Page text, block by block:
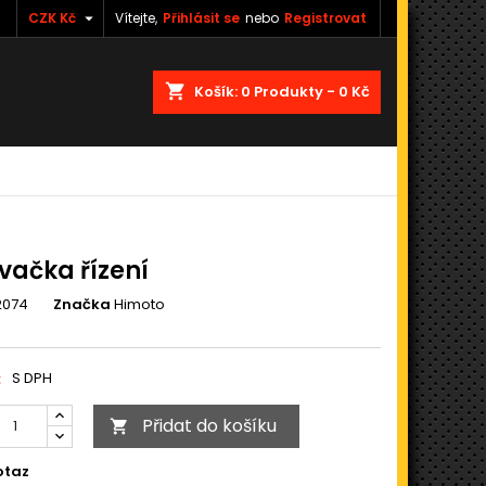
Vítejte, Přihlásit se nebo Registrovat
CZK Kč 
shopping_cart Košík: 0 Produkty - 0 Kč
řízení
Značka Himoto
S DPH
 Přidat do košíku